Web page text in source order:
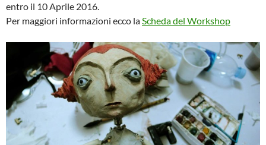
entro il 10 Aprile 2016.
Per maggiori informazioni ecco laScheda del Workshop